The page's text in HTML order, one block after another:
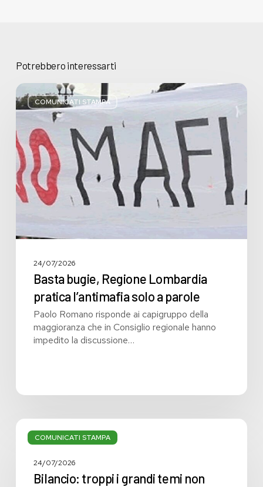
Potrebbero interessarti
COMUNICATI STAMPA
Basta
bugie,
Regione
Lombardia
pratica
l’antimafia
solo
a
parole
24/07/2026
Basta bugie, Regione Lombardia
pratica l’antimafia solo a parole
Paolo Romano risponde ai capigruppo della
maggioranza che in Consiglio regionale hanno
impedito la discussione…
COMUNICATI STAMPA
Bilancio:
troppi
grandi24/07/2026
Bilancio: troppi i grandi temi non